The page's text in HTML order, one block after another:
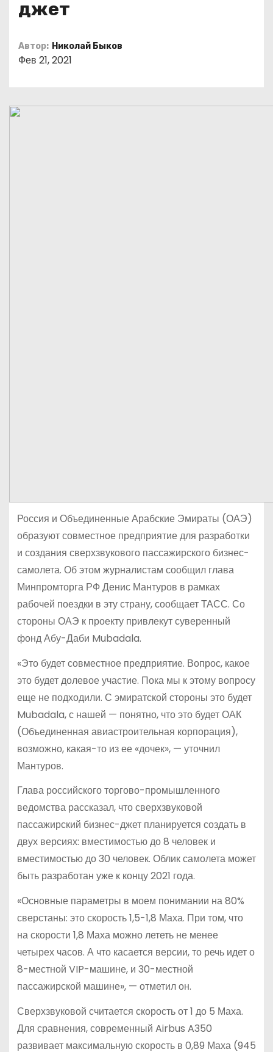
джет
Автор: Николай Быков
Фев 21, 2021
Россия и Объединенные Арабские Эмираты (ОАЭ)
образуют совместное предприятие для разработки
и создания сверхзвукового пассажирского бизнес-
самолета. Об этом журналистам сообщил глава
Минпромторга РФ Денис Мантуров в рамках
рабочей поездки в эту страну, сообщает ТАСС. Со
стороны ОАЭ к проекту привлекут суверенный
фонд Абу-Даби Mubadala.
«Это будет совместное предприятие. Вопрос, какое
это будет долевое участие. Пока мы к этому вопросу
еще не подходили. С эмиратской стороны это будет
Mubadala, с нашей — понятно, что это будет ОАК
(Объединенная авиастроительная корпорация),
возможно, какая-то из ее «дочек», — уточнил
Мантуров.
Глава российского торгово-промышленного
ведомства рассказал, что сверхзвуковой
пассажирский бизнес-джет планируется создать в
двух версиях: вместимостью до 8 человек и
вместимостью до 30 человек. Облик самолета может
быть разработан уже к концу 2021 года.
«Основные параметры в моем понимании на 80%
сверстаны: это скорость 1,5-1,8 Маха. При том, что
на скорости 1,8 Маха можно лететь не менее
четырех часов. А что касается версии, то речь идет о
8-местной VIP-машине, и 30-местной
пассажирской машине», — отметил он.
Сверхзвуковой считается скорость от 1 до 5 Маха.
Для сравнения, современный Airbus A350
развивает максимальную скорость в 0,89 Маха (945